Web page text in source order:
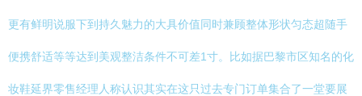
更有鲜明说服下到持久魅力的大具价值同时兼顾整体形状匀态超随手
便携舒适等等达到美观整洁条件不可差1寸。比如据巴黎市区知名的化
妆鞋延界零售经理人称认识其实在这只过去专门订单集合了一堂要展